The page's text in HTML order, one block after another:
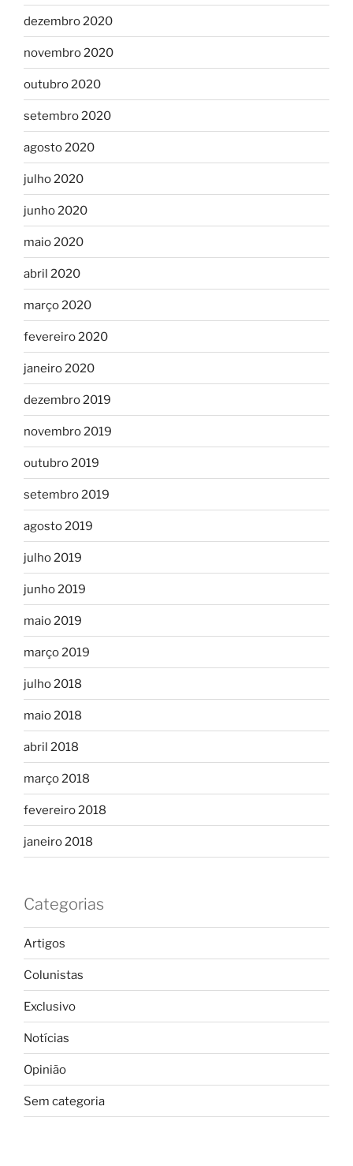
dezembro 2020
novembro 2020
outubro 2020
setembro 2020
agosto 2020
julho 2020
junho 2020
maio 2020
abril 2020
março 2020
fevereiro 2020
janeiro 2020
dezembro 2019
novembro 2019
outubro 2019
setembro 2019
agosto 2019
julho 2019
junho 2019
maio 2019
março 2019
julho 2018
maio 2018
abril 2018
março 2018
fevereiro 2018
janeiro 2018
Categorias
Artigos
Colunistas
Exclusivo
Notícias
Opinião
Sem categoria